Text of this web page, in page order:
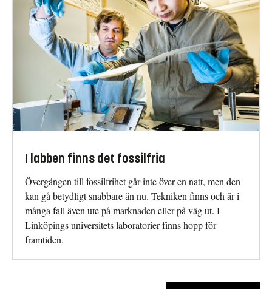
I labben finns det fossilfria
Övergången till fossilfrihet går inte över en natt, men den
kan gå betydligt snabbare än nu. Tekniken finns och är i
många fall även ute på marknaden eller på väg ut. I
Linköpings universitets laboratorier finns hopp för
framtiden.